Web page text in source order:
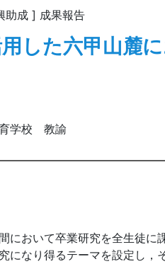
助成 ] 成果報告
した六甲山麓
育学校 教諭
おいて卒業研究を全生徒に
になり得るテーマを設定し